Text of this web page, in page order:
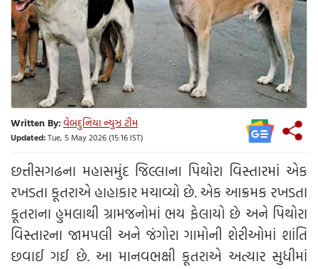
Written By:વેબદુનિયા ન્યુઝ ટીમ
Updated:Tue, 5 May 2026 (15:16 IST)
છત્તીસગઢના મહાસમુંદ જિલ્લાના પિથોરા વિસ્તારમાં એક
રખડતા કૂતરાએ હાહાકાર મચાવ્યો છે. એક આક્રમક રખડતા
કૂતરાના હુમલાથી ગ્રામજનોમાં ભય ફેલાયો છે અને પિથોરા
વિસ્તારના જામપલી અને જંગોરા ગામોની શેરીઓમાં શાંતિ
છવાઈ ગઈ છે. આ માનવભક્ષી કૂતરાએ અત્યાર સુધીમાં